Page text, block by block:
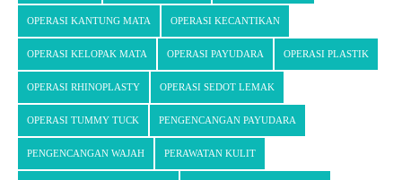
OPERASI KANTUNG MATA OPERASI KECANTIKAN
OPERASI KELOPAK MATA OPERASI PAYUDARA OPERASI PLASTIK
OPERASI RHINOPLASTY OPERASI SEDOT LEMAK
OPERASI TUMMY TUCK PENGENCANGAN PAYUDARA
PENGENCANGAN WAJAH PERAWATAN KULIT